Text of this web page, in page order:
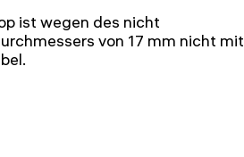
ist wegen des nicht
von 17 mm nicht mit